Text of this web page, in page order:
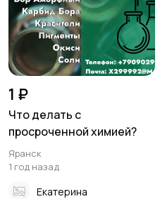
1 ₽
Что делать с
просроченной химией?
Яранск
1 год назад
Екатерина